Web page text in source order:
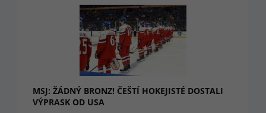
MSJ: ŽÁDNÝ BRONZ! ČEŠTÍ HOKEJISTÉ DOSTALI
VÝPRASK OD USA